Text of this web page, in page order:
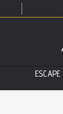
ESCAPE